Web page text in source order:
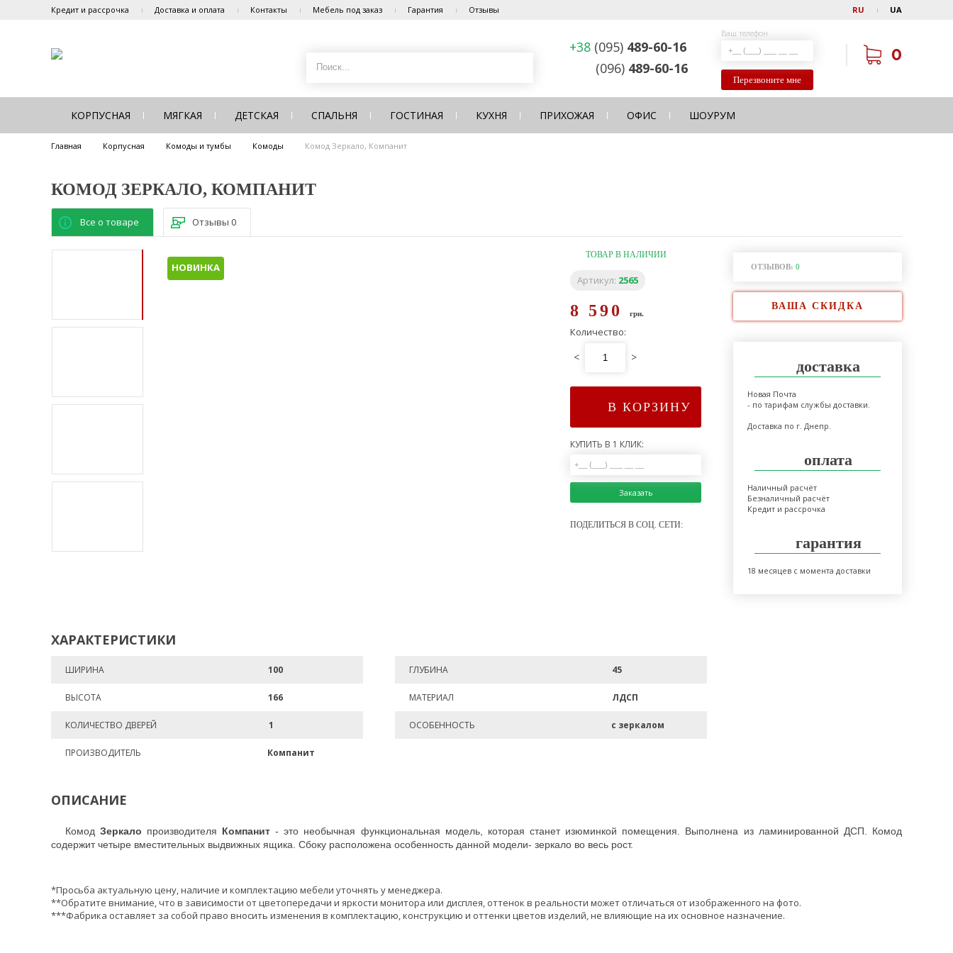
Кредит и рассрочка Доставка и оплата Контакты Мебель под заказ Гарантия Отзывы RU UA
+38 (095) 489-60-16
(096) 489-60-16
Ваш телефон
Перезвоните мне
0
КОРПУСНАЯ МЯГКАЯ ДЕТСКАЯ СПАЛЬНЯ ГОСТИНАЯ КУХНЯ ПРИХОЖАЯ ОФИС ШОУРУМ
Главная Корпусная Комоды и тумбы Комоды Комод Зеркало, Компанит
КОМОД ЗЕРКАЛО, КОМПАНИТ
Все о товаре Отзывы 0
НОВИНКА
ТОВАР В НАЛИЧИИ
Артикул: 2565
8 590 грн.
Количество:
< >
В КОРЗИНУ
КУПИТЬ В 1 КЛИК:
Заказать
ПОДЕЛИТЬСЯ В СОЦ. СЕТИ:
ОТЗЫВОВ: 0
ВАША СКИДКА
доставка
Новая Почта
- по тарифам службы доставки.
Доставка по г. Днепр.
оплата
Наличный расчёт
Безналичный расчёт
Кредит и рассрочка
гарантия
18 месяцев с момента доставки
ХАРАКТЕРИСТИКИ
ШИРИНА 100 ГЛУБИНА 45
ВЫСОТА 166 МАТЕРИАЛ ЛДСП
КОЛИЧЕСТВО ДВЕРЕЙ 1 ОСОБЕННОСТЬ с зеркалом
ПРОИЗВОДИТЕЛЬ Компанит
ОПИСАНИЕ
Комод Зеркало производителя Компанит- это необычная функциональная модель, которая станет изюминкой помещения. Выполнена из ламинированной ДСП. Комод
содержит четыре вместительных выдвижных ящика. Сбоку расположена особенность данной модели- зеркало во весь рост.
*Просьба актуальную цену, наличие и комплектацию мебели уточнять у менеджера.
**Обратите внимание, что в зависимости от цветопередачи и яркости монитора или дисплея, оттенок в реальности может отличаться от изображенного на фото.
***Фабрика оставляет за собой право вносить изменения в комплектацию, конструкцию и оттенки цветов изделий, не влияющие на их основное назначение.